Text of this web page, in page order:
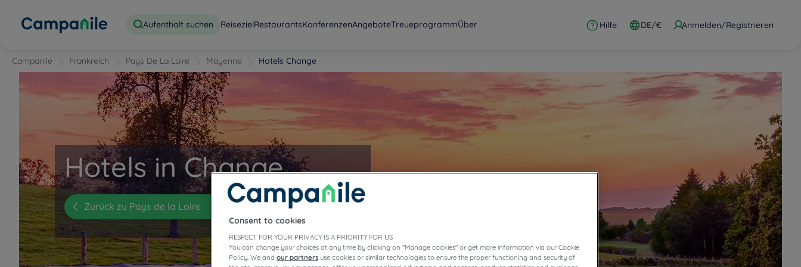
Aufenthalt suchen ReisezielRestaurantsKonferenzenAngeboteTreueprogrammÜber Hilfe DE/€ Anmelden/Registrieren
Campanile Frankreich Pays De La Loire Mayenne Hotels Change
Hotels in Change
Zurück zu Pays de la Loire
Consent to cookies
RESPECT FOR YOUR PRIVACY IS A PRIORITY FOR US
You can change your choices at any time by clicking on "Manage cookies" or get more information via our Cookie
Policy. We and our partners use cookies or similar technologies to ensure the proper functioning and security of